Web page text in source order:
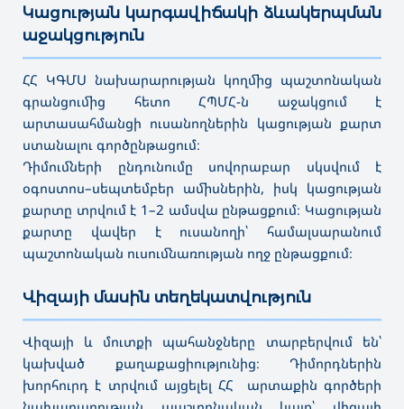
Կացության կարգավիճակի ձևակերպման
աջակցություն
ՀՀ ԿԳՄՍ նախարարության կողմից պաշտոնական
գրանցումից հետո ՀՊՄՀ-ն աջակցում է
արտասահմանցի ուսանողներին կացության քարտ
ստանալու գործընթացում։
Դիմումների ընդունումը սովորաբար սկսվում է
օգոստոս–սեպտեմբեր ամիսներին, իսկ կացության
քարտը տրվում է 1–2 ամսվա ընթացքում։ Կացության
քարտը վավեր է ուսանողի՝ համալսարանում
պաշտոնական ուսումնառության ողջ ընթացքում։
Վիզայի մասին տեղեկատվություն
Վիզայի և մուտքի պահանջները տարբերվում են՝
կախված քաղաքացիությունից։ Դիմորդներին
խորհուրդ է տրվում այցելել ՀՀ արտաքին գործերի